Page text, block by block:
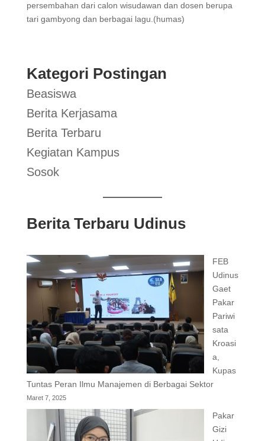
persembahan dari calon wisudawan dan dosen berupa
tari gambyong dan berbagai lagu.(humas)
Kategori Postingan
Beasiswa
Berita Kerjasama
Berita Terbaru
Kegiatan Kampus
Sosok
Berita Terbaru Udinus
FEB
Udinus
Gaet
Pakar
Pariwi
sata
Kroasi
a,
Kupas
Tuntas Peran Ilmu Manajemen di Berbagai Sektor
Maret 7, 2025
Pakar
Gizi